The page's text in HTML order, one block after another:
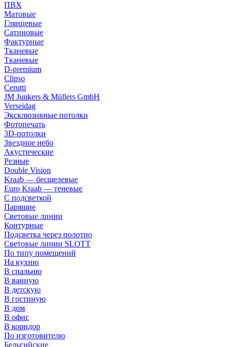
ПВХ
Матовые
Глянцевые
Сатиновые
Фактурные
Тканевые
Тканевые
D-premium
Clipso
Cerutti
JM Junkers & Müllers GmbH
Verseidag
Эксклюзивные потолки
Фотопечать
3D-потолки
Звездное небо
Акустические
Резные
Double Vision
Kraab — бесщелевые
Euro Kraab — теневые
С подсветкой
Парящие
Световые линии
Контурные
Подсветка через полотно
Световые линии SLOTT
По типу помещений
На кухню
В спальню
В ванную
В детскую
В гостиную
В дом
В офис
В коридор
По изготовителю
Бельгийские